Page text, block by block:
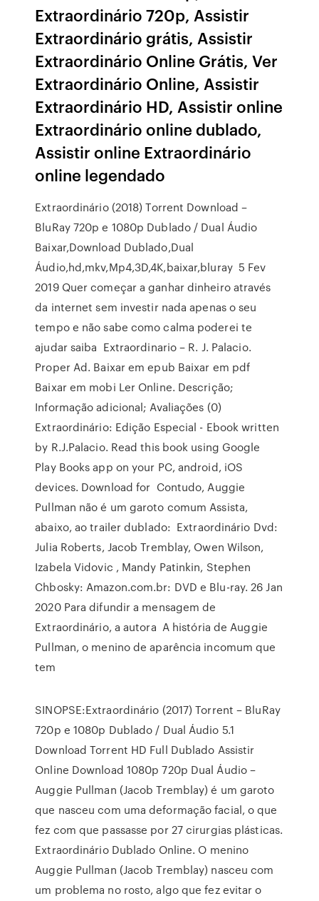
Extraordinário 720p, Assistir
Extraordinário grátis, Assistir
Extraordinário Online Grátis, Ver
Extraordinário Online, Assistir
Extraordinário HD, Assistir online
Extraordinário online dublado,
Assistir online Extraordinário
online legendado
Extraordinário (2018) Torrent Download –
BluRay 720p e 1080p Dublado / Dual Áudio
Baixar,Download Dublado,Dual
Áudio,hd,mkv,Mp4,3D,4K,baixar,bluray 5 Fev
2019 Quer começar a ganhar dinheiro através
da internet sem investir nada apenas o seu
tempo e não sabe como calma poderei te
ajudar saiba Extraordinario – R. J. Palacio.
Proper Ad. Baixar em epub Baixar em pdf
Baixar em mobi Ler Online. Descrição;
Informação adicional; Avaliações (0)
Extraordinário: Edição Especial - Ebook written
by R.J.Palacio. Read this book using Google
Play Books app on your PC, android, iOS
devices. Download for Contudo, Auggie
Pullman não é um garoto comum Assista,
abaixo, ao trailer dublado: Extraordinário Dvd:
Julia Roberts, Jacob Tremblay, Owen Wilson,
Izabela Vidovic , Mandy Patinkin, Stephen
Chbosky: Amazon.com.br: DVD e Blu-ray. 26 Jan
2020 Para difundir a mensagem de
Extraordinário, a autora A história de Auggie
Pullman, o menino de aparência incomum que
tem
SINOPSE:Extraordinário (2017) Torrent – BluRay
720p e 1080p Dublado / Dual Áudio 5.1
Download Torrent HD Full Dublado Assistir
Online Download 1080p 720p Dual Áudio –
Auggie Pullman (Jacob Tremblay) é um garoto
que nasceu com uma deformação facial, o que
fez com que passasse por 27 cirurgias plásticas.
Extraordinário Dublado Online. O menino
Auggie Pullman (Jacob Tremblay) nasceu com
um problema no rosto, algo que fez evitar o